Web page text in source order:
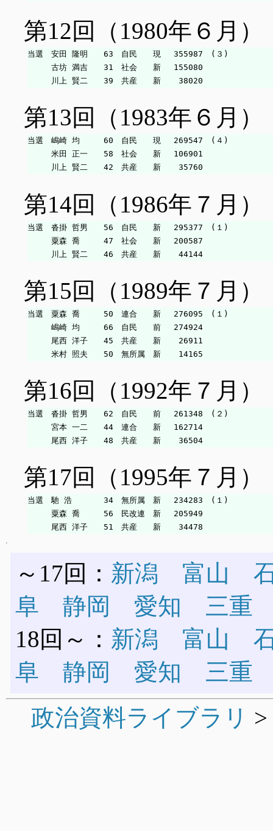
第12回（1980年６月）
当選　安田 隆明　　63　自民　　現　 355987　(３)
古坊 満吉　　31　社会　　新　 155080
第13回（1983年６月）
当選　嶋崎 均　　　60　自民　　現　 269547　(４)
米田 正一　　58　社会　　新　 106901
第14回（1986年７月）
当選　沓掛 哲男　　56　自民　　新　 295377　(１)
粟森 喬　　　47　社会　　新　 200587
第15回（1989年７月）
当選　粟森 喬　　　50　連合　　新　 276095　(１)
嶋崎 均　　　66　自民　　前　 274924
尾西 洋子　　45　共産　　新　  26911
第16回（1992年７月）
当選　沓掛 哲男　　62　自民　　前　 261348　(２)
宮本 一二　　44　連合　　新　 162714
第17回（1995年７月）
当選　馳 浩　　　　34　無所属　新　 234283　(１)
粟森 喬　　　56　民改連　新　 205949
～17回： 新潟 富山
阜
静岡 愛知
三重
18回～： 新潟 富山
阜
静岡 愛知
三重
政治資料ライブラリ